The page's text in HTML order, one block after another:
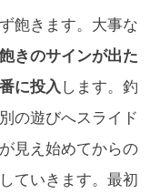
飽きます。大事な
飽きのサインが出た
に投入 します。釣
の遊びへスライド
見え始めてからの
ていきます。最初